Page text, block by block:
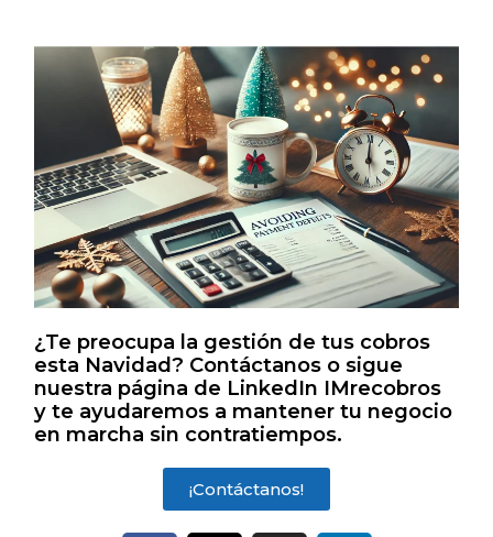
¿Te preocupa la gestión de tus cobros
esta Navidad? Contáctanos o sigue
nuestra página de LinkedIn IMrecobros
y te ayudaremos a mantener tu negocio
en marcha sin contratiempos.
¡Contáctanos!